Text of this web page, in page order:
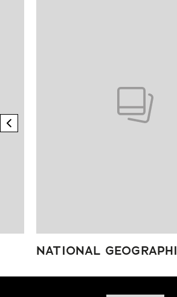
previous element
NATIONAL